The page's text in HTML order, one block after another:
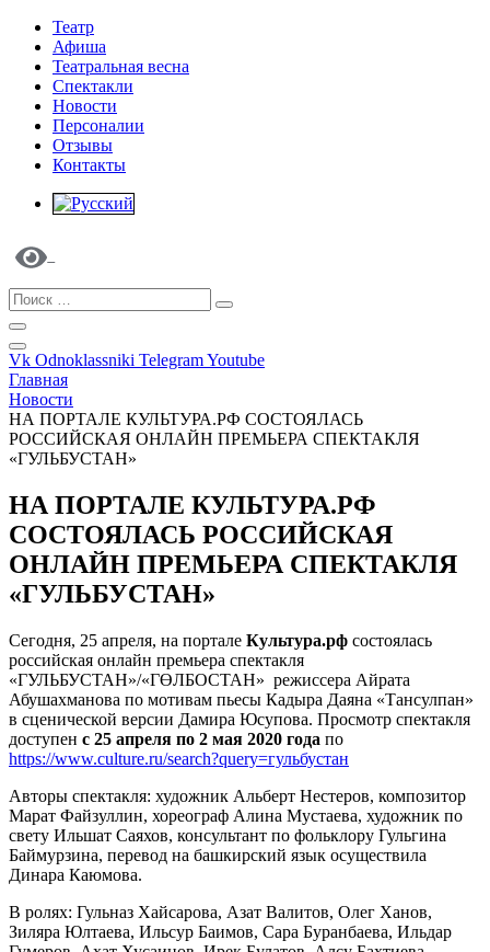
Театр
Афиша
Театральная весна
Спектакли
Новости
Персоналии
Отзывы
Контакты
Vk Odnoklassniki TelegramYoutube
Главная
Новости
НА ПОРТАЛЕ КУЛЬТУРА.РФ СОСТОЯЛАСЬ
РОССИЙСКАЯ ОНЛАЙН ПРЕМЬЕРА СПЕКТАКЛЯ
«ГУЛЬБУСТАН»
НА ПОРТАЛЕ КУЛЬТУРА.РФ
СОСТОЯЛАСЬ РОССИЙСКАЯ
ОНЛАЙН ПРЕМЬЕРА СПЕКТАКЛЯ
«ГУЛЬБУСТАН»
Сегодня, 25 апреля, на портале Культура.рф состоялась
российская онлайн премьера спектакля
«ГУЛЬБУСТАН»/«ГӨЛБОСТАН» режиссера Айрата
Абушахманова по мотивам пьесы Кадыра Даяна «Тансулпан»
в сценической версии Дамира Юсупова. Просмотр спектакля
доступен с 25 апреля по 2 мая 2020 года по
https://www.culture.ru/search?query=гульбустан
Авторы спектакля: художник Альберт Нестеров, композитор
Марат Файзуллин, хореограф Алина Мустаева, художник по
свету Ильшат Саяхов, консультант по фольклору Гульгина
Баймурзина, перевод на башкирский язык осуществила
Динара Каюмова.
В ролях: Гульназ Хайсарова, Азат Валитов, Олег Ханов,
Зиляра Юлтаева, Ильсур Баимов, Сара Буранбаева, Ильдар